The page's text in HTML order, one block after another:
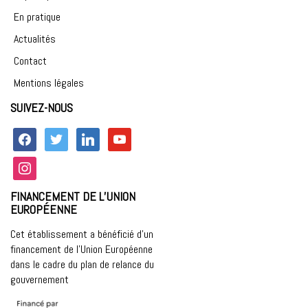
En pratique
Actualités
Contact
Mentions légales
SUIVEZ-NOUS
facebooktwitter linkedin youtube
instagram
FINANCEMENT DE L’UNION
EUROPÉENNE
Cet établissement a bénéficié d’un
financement de l’Union Européenne
dans le cadre du plan de relance du
gouvernement